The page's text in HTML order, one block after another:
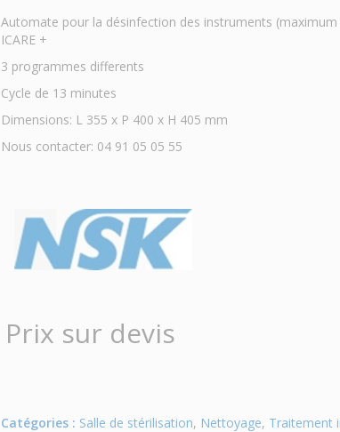
Automate pour la désinfection des instruments (maximum
ICARE +
3 programmes differents
Cycle de 13 minutes
Dimensions: L 355 x P 400 x H 405 mm
Nous contacter: 04 91 05 05 55
Prix sur devis
Catégories : Salle de stérilisation, Nettoyage, Traitement